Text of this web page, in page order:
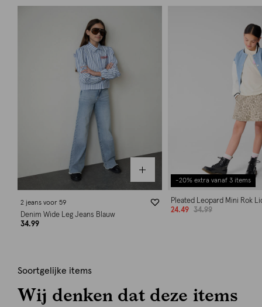
2 jeans voor 59
Denim Wide Leg Jeans Blauw
34.99
-20% extra vanaf 3 items
Pleated Leopard Mini Rok
24.49
34.99
Soortgelijke items
Wij denken dat deze items